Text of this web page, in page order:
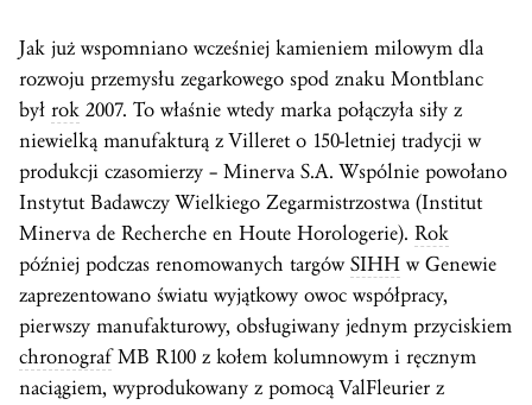
Jak już wspomniano wcześniej kamieniem milowym dla
rozwoju przemysłu zegarkowego spod znaku Montblanc
był rok 2007. To właśnie wtedy marka połączyła siły z
niewielką manufakturą z Villeret o 150-letniej tradycji w
produkcji czasomierzy – Minerva S.A. Wspólnie powołano
Instytut Badawczy Wielkiego Zegarmistrzostwa (Institut
Minerva de Recherche en Houte Horologerie). Rok
później podczas renomowanych targówSIHH w Genewie
zaprezentowano światu wyjątkowy owoc współpracy,
pierwszy manufakturowy, obsługiwany jednym przyciskiem
chronografMB R100 z kołem kolumnowym i ręcznym
naciągiem, wyprodukowany z pomocą ValFleurier z